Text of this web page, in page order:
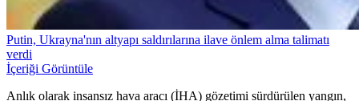
Putin, Ukrayna'nın altyapı saldırılarına ilave önlem alma talimatı
verdi
İçeriği Görüntüle
Anlık olarak insansız hava aracı (İHA) gözetimi sürdürülen yangın,